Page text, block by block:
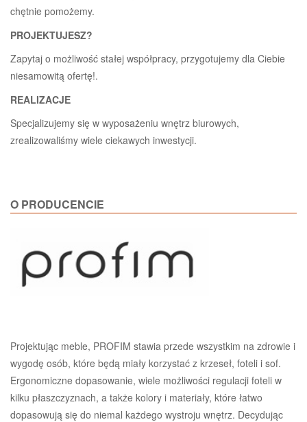
chętnie pomożemy.
PROJEKTUJESZ?
Zapytaj o możliwość stałej współpracy, przygotujemy dla Ciebie
niesamowitą ofertę!.
REALIZACJE
Specjalizujemy się w wyposażeniu wnętrz biurowych,
zrealizowaliśmy wiele ciekawych inwestycji.
O PRODUCENCIE
Projektując meble, PROFIM stawia przede wszystkim na zdrowie i
wygodę osób, które będą miały korzystać z krzeseł, foteli i sof.
Ergonomiczne dopasowanie, wiele możliwości regulacji foteli w
kilku płaszczyznach, a także kolory i materiały, które łatwo
dopasowują się do niemal każdego wystroju wnętrz. Decydując